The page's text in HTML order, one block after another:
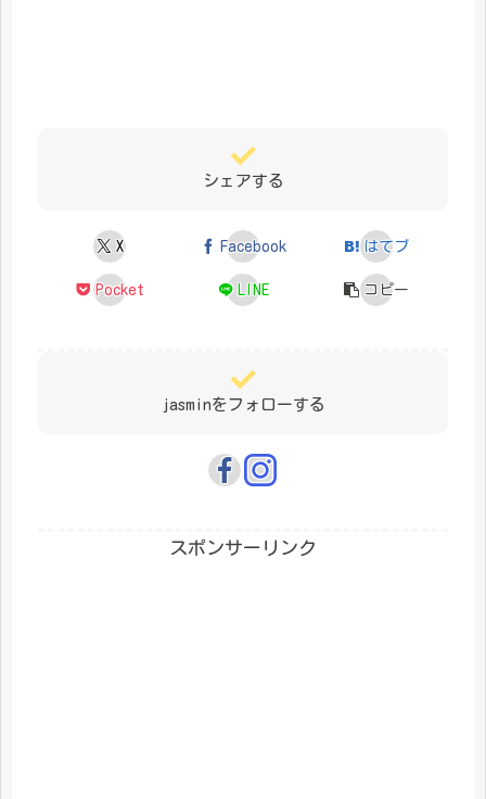
シェアする
X Facebook はてブ
Pocket LINE コピー
jasminをフォローする
スポンサーリンク